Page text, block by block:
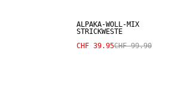
ALPAKA-WOLL-MIX
STRICKWESTE
CHF 39.95CHF 99.90